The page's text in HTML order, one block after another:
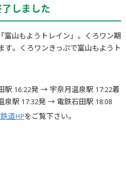
しました
富山もようトレイン」。くろワン期
す。くろワンきっぷで富山もようト
駅 16:22発 → 宇奈月温泉駅 17:22着
泉駅 17:32発 → 電鉄石田駅 18:08
道HPをご覧下さい。